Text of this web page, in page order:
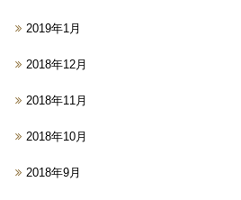
2019年1月
2018年12月
2018年11月
2018年10月
2018年9月